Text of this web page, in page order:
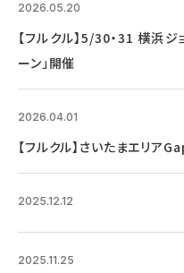
2026.05.20
【フルクル】5/30・31 横浜
ーン」開催
2026.04.01
【フルクル】さいたまエリア
2025.12.12
2025.11.25